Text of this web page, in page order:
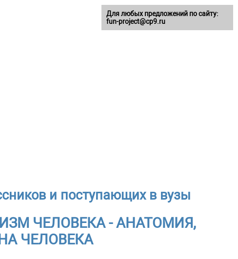
и поступающих в вузы
ЧЕЛОВЕКА - АНАТОМИЯ,
ЧЕЛОВЕКА
Для любых предложений по сайту:
fun-project@cp9.ru